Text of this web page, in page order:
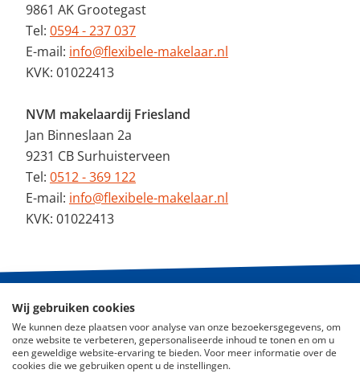
9861 AK Grootegast
Tel: 0594 - 237 037
E-mail: info@flexibele-makelaar.nl
KVK: 01022413
NVM makelaardij Friesland
Jan Binneslaan 2a
9231 CB Surhuisterveen
Tel: 0512 - 369 122
E-mail: info@flexibele-makelaar.nl
KVK: 01022413
© 2026 - De Flexibele Makelaar NVM
Nieuws
ABC Woningmarkt
Wij gebruiken cookies
We kunnen deze plaatsen voor analyse van onze bezoekersgegevens, om
onze website te verbeteren, gepersonaliseerde inhoud te tonen en om u
een geweldige website-ervaring te bieden. Voor meer informatie over de
cookies die we gebruiken opent u de instellingen.